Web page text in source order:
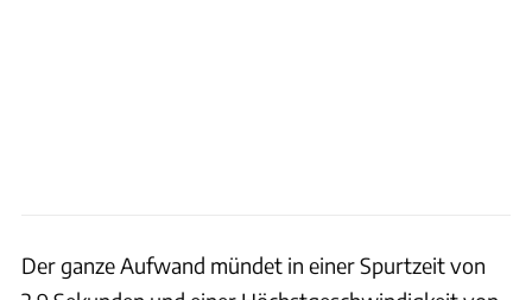
Der ganze Aufwand mündet in einer Spurtzeit von